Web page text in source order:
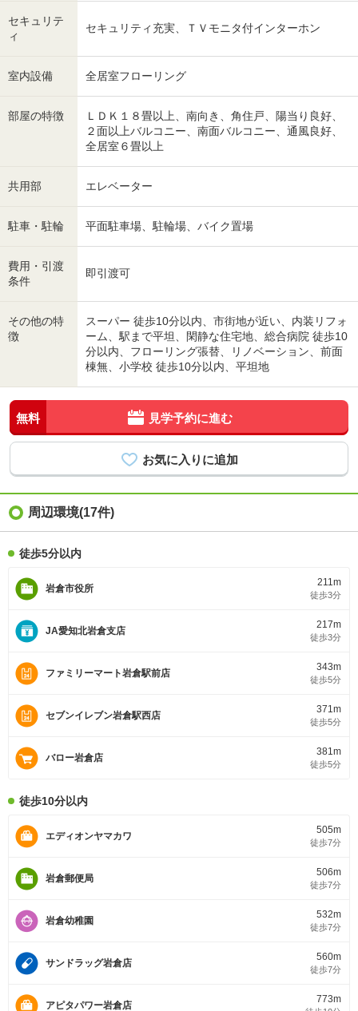
セキュリテ
ィ
セキュリティ充実、ＴＶモニタ付インターホン
室内設備 全居室フローリング
部屋の特徴
ＬＤＫ１８畳以上、南向き、角住戸、陽当り良好、
２面以上バルコニー、南面バルコニー、通風良好、
全居室６畳以上
共用部 エレベーター
駐車・駐輪 平面駐車場、駐輪場、バイク置場
費用・引渡
条件
即引渡可
その他の特
徴
スーパー 徒歩10分以内、市街地が近い、内装リフォ
ーム、駅まで平坦、閑静な住宅地、総合病院 徒歩10
分以内、フローリング張替、リノベーション、前面
棟無、小学校 徒歩10分以内、平坦地
無料 見学予約に進む
周辺環境(17件)
徒歩5分以内
岩倉市役所
211m
徒歩3分
JA愛知北岩倉支店
217m
徒歩3分
ファミリーマート岩倉駅前店
343m
徒歩5分
セブンイレブン岩倉駅西店
371m
徒歩5分
バロー岩倉店
381m
徒歩5分
徒歩10分以内
エディオンヤマカワ
505m
徒歩7分
岩倉郵便局
506m
徒歩7分
岩倉幼稚園
532m
徒歩7分
サンドラッグ岩倉店
560m
徒歩7分
アピタパワー岩倉店
773m